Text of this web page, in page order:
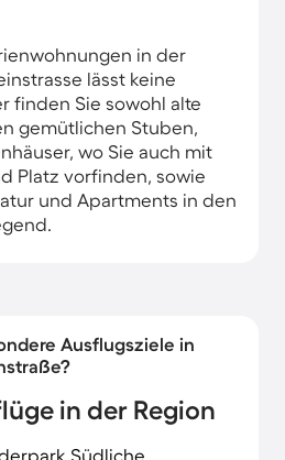
in der
lässt keine
finden Sie sowohl alte
gemütlichen Stuben,
wo Sie auch mit
Platz vorfinden, sowie
und Apartments in den
Ausflugsziele in
in der Region
Südliche